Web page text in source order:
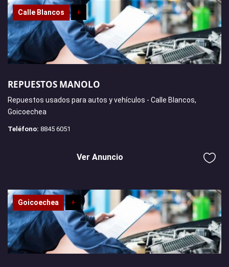
Calle Blancos +
REPUESTOS MANOLO
Repuestos usados para autos y vehículos - Calle Blancos,
Goicoechea
Teléfono: 8845 6051
Ver Anuncio
Goicoechea +